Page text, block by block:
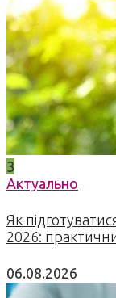
3
Актуально
Як
2026:
06.08.2026